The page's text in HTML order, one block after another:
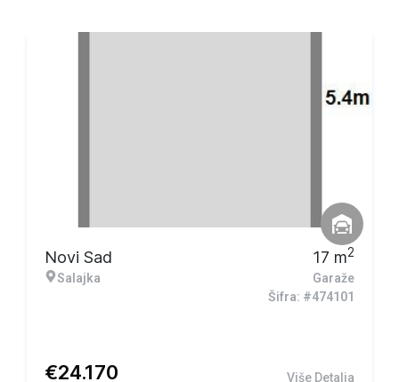
Novi Sad
Salajka
17 m2
Garaže
Šifra: #474101
€24.170 Više Detalja